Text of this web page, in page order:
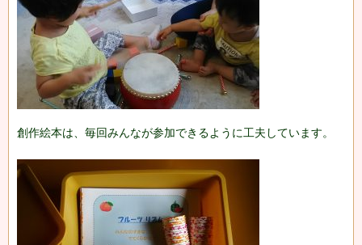
創作絵本は、毎回みんなが参加できるように工夫しています。